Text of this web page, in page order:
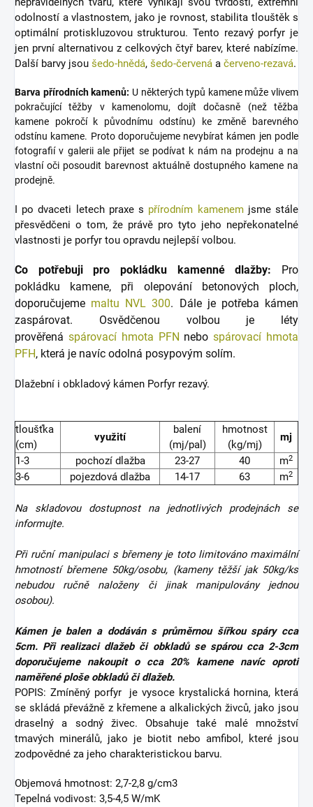
odolností a vlastnostem, jako je rovnost, stabilita tlouštěk s
optimální protiskluzovou strukturou. Tento rezavý porfyr je
jen první alternativou z celkových čtyř barev, které nabízíme.
Další barvy jsou šedo-hnědá, šedo-červená a červeno-rezavá.
Barva přírodních kamenů: U některých typů kamene může vlivem
pokračující těžby v kamenolomu, dojít dočasně (než těžba
kamene pokročí k původnímu odstínu) ke změně barevného
odstínu kamene. Proto doporučujeme nevybírat kámen jen podle
fotografií v galerii ale přijet se podívat k nám na prodejnu a na
vlastní oči posoudit barevnost aktuálně dostupného kamene na
prodejně.
I po dvaceti letech praxe s přírodním kamenemjsme stále
přesvědčeni o tom, že právě pro tyto jeho nepřekonatelné
vlastnosti je porfyr tou opravdu nejlepší volbou.
Co potřebuji pro pokládku kamenné dlažby: Pro
pokládku kamene, při olepování betonových ploch,
doporučujeme maltu NVL 300. Dále je potřeba kámen
zaspárovat. Osvědčenou volbou je léty
prověřená spárovací hmota PFN nebospárovací hmota
PFH, která je navíc odolná posypovým solím.
Dlažební i obkladový kámen Porfyr rezavý.
tloušťka
(cm)
využití
balení
(mj/pal)
hmotnost
(kg/mj)
mj
1-3
pochozí dlažba 23-27 40 m2
3-6 pojezdová dlažba 14-17 63 m2
Na skladovou dostupnost na jednotlivých prodejnách se
informujte.
Při ruční manipulaci s břemeny je toto limitováno maximální
hmotností břemene 50kg/osobu, (kameny těžší jak 50kg/ks
nebudou ručně naloženy či jinak manipulovány jednou
osobou).
Kámen je balen a dodáván s průměrnou šířkou spáry cca
5cm. Při realizaci dlažeb či obkladů se spárou cca 2-3cm
doporučujeme nakoupit o cca 20% kamene navíc oproti
naměřené ploše obkladů či dlažeb.
POPIS: Zmíněný porfyr
je vysoce krystalická hornina, která
se skládá převážně z křemene a alkalických živců, jako jsou
draselný a sodný živec. Obsahuje také malé množství
tmavých minerálů, jako je biotit nebo amfibol, které jsou
zodpovědné za jeho charakteristickou barvu.
Objemová hmotnost: 2,7-2,8 g/cm3
Tepelná vodivost: 3,5-4,5 W/mK